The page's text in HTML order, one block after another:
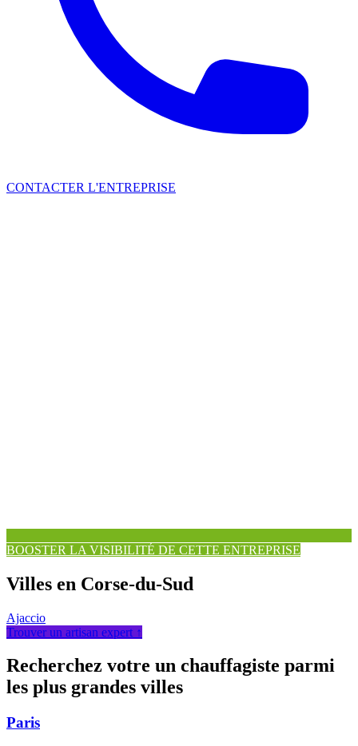
CONTACTER L'ENTREPRISE
BOOSTER LA VISIBILITÉ DE CETTE ENTREPRISE
Villes en Corse-du-Sud
Ajaccio
Trouver un artisan expert ↑
Recherchez votre un chauffagiste parmi
les plus grandes villes
Paris